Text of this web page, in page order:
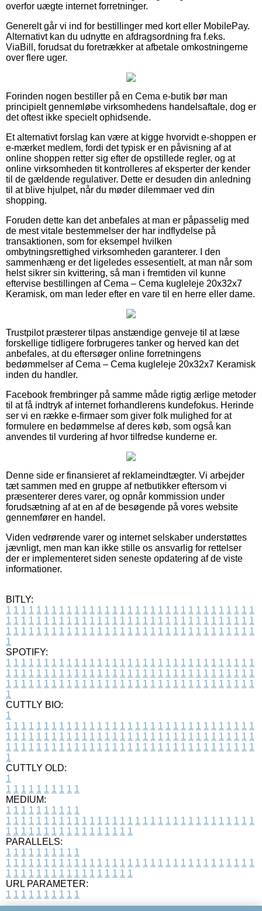
overfor uægte internet forretninger.
Generelt går vi ind for bestillinger med kort eller MobilePay.
Alternativt kan du udnytte en afdragsordning fra f.eks.
ViaBill, forudsat du foretrækker at afbetale omkostningerne
over flere uger.
Forinden nogen bestiller på en Cema e-butik bør man
principielt gennemløbe virksomhedens handelsaftale, dog er
det oftest ikke specielt ophidsende.
Et alternativt forslag kan være at kigge hvorvidt e-shoppen er
e-mærket medlem, fordi det typisk er en påvisning af at
online shoppen retter sig efter de opstillede regler, og at
online virksomheden tit kontrolleres af eksperter der kender
til de gældende regulativer. Dette er desuden din anledning
til at blive hjulpet, når du møder dilemmaer ved din
shopping.
Foruden dette kan det anbefales at man er påpasselig med
de mest vitale bestemmelser der har indflydelse på
transaktionen, som for eksempel hvilken
ombytningsrettighed virksomheden garanterer. I den
sammenhæng er det ligeledes essesentielt, at man når som
helst sikrer sin kvittering, så man i fremtiden vil kunne
eftervise bestillingen af Cema – Cema kugleleje 20x32x7
Keramisk, om man leder efter en vare til en herre eller dame.
Trustpilot præsterer tilpas anstændige genveje til at læse
forskellige tidligere forbrugeres tanker og herved kan det
anbefales, at du eftersøger online forretningens
bedømmelser af Cema – Cema kugleleje 20x32x7 Keramisk
inden du handler.
Facebook frembringer på samme måde rigtig ærlige metoder
til at få indtryk af internet forhandlerens kundefokus. Herinde
ser vi en række e-firmaer som giver folk mulighed for at
formulere en bedømmelse af deres køb, som også kan
anvendes til vurdering af hvor tilfredse kunderne er.
Denne side er finansieret af reklameindtægter. Vi arbejder
tæt sammen med en gruppe af netbutikker eftersom vi
præsenterer deres varer, og opnår kommission under
forudsætning af at en af de besøgende på vores website
gennemfører en handel.
Viden vedrørende varer og internet selskaber understøttes
jævnligt, men man kan ikke stille os ansvarlig for rettelser
der er implementeret siden seneste opdatering af de viste
informationer.
BITLY:
1 1 1 1 1 1 1 1 1 1 1 1 1 1 1 1 1 1 1 1 1 1 1 1 1 1 1 1 1 1 1 1 1
1 1 1 1 1 1 1 1 1 1 1 1 1 1 1 1 1 1 1 1 1 1 1 1 1 1 1 1 1 1 1 1 1
1 1 1 1 1 1 1 1 1 1 1 1 1 1 1 1 1 1 1 1 1 1 1 1 1 1 1 1 1 1 1 1 1
1
SPOTIFY:
1 1 1 1 1 1 1 1 1 1 1 1 1 1 1 1 1 1 1 1 1 1 1 1 1 1 1 1 1 1 1 1 1
1 1 1 1 1 1 1 1 1 1 1 1 1 1 1 1 1 1 1 1 1 1 1 1 1 1 1 1 1 1 1 1 1
1 1 1 1 1 1 1 1 1 1 1 1 1 1 1 1 1 1 1 1 1 1 1 1 1 1 1 1 1 1 1 1 1
1
CUTTLY BIO:
1
1 1 1 1 1 1 1 1 1 1 1 1 1 1 1 1 1 1 1 1 1 1 1 1 1 1 1 1 1 1 1 1 1
1 1 1 1 1 1 1 1 1 1 1 1 1 1 1 1 1 1 1 1 1 1 1 1 1 1 1 1 1 1 1 1 1
1 1 1 1 1 1 1 1 1 1 1 1 1 1 1 1 1 1 1 1 1 1 1 1 1 1 1 1 1 1 1 1 1
1
CUTTLY OLD:
1
1 1 1 1 1 1 1 1 1 1
MEDIUM:
1 1 1 1 1 1 1 1 1 1
1 1 1 1 1 1 1 1 1 1 1 1 1 1 1 1 1 1 1 1 1 1 1 1 1 1 1 1 1 1 1 1 1
1 1 1 1 1 1 1 1 1 1 1 1 1 1 1 1 1
PARALLELS:
1 1 1 1 1 1 1 1 1 1
1 1 1 1 1 1 1 1 1 1 1 1 1 1 1 1 1 1 1 1 1 1 1 1 1 1 1 1 1 1 1 1 1
1 1 1 1 1 1 1 1 1 1 1 1 1 1 1 1 1
URL PARAMETER:
1 1 1 1 1 1 1 1 1 1